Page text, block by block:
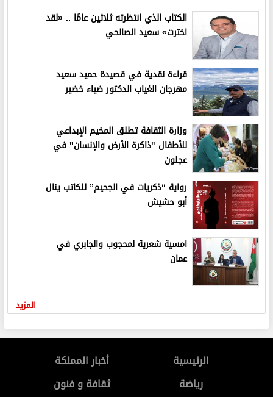
الكتاب الذي انتظرته ثلاثين عامًا .. «لقد
اخترت» سعيد الصالحي
قراءة نقدية في قصيدة حميد سعيد
مهرجان الغياب الدكتور ضياء خضير
وزارة الثقافة تطلق المخيم الإبداعي
للأطفال "ذاكرة الأرض والإنسان" في
عجلون
رواية “ذكريات في الجحيم” للكاتب ينال
أبو حشيش
امسية شعرية لمحجوب والجابري في
عمان
المزيد
الرئيسية
أخبار المملكة
رياضة
ثقافة و فنون